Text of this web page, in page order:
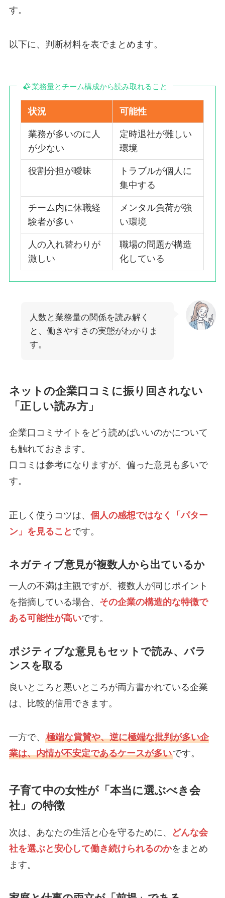
す。
以下に、判断材料を表でまとめます。
業務量とチーム構成から読み取れること
状況 可能性
業務が多いのに人
が少ない
定時退社が難しい
環境
役割分担が曖昧
トラブルが個人に
集中する
チーム内に休職経
験者が多い
メンタル負荷が強
い環境
人の入れ替わりが
激しい
職場の問題が構造
化している
人数と業務量の関係を読み解く
と、働きやすさの実態がわかりま
す。
ネットの企業口コミに振り回されない
「正しい読み方」
企業口コミサイトをどう読めばいいのかについて
も触れておきます。
口コミは参考になりますが、偏った意見も多いで
す。
正しく使うコツは、 個人の感想ではなく「パター
ン」を見ること です。
ネガティブ意見が複数人から出ているか
一人の不満は主観ですが、複数人が同じポイント
を指摘している場合、 その企業の構造的な特徴で
ある可能性が高いです。
ポジティブな意見もセットで読み、バラ
ンスを取る
良いところと悪いところが両方書かれている企業
は、比較的信用できます。
一方で、 極端な賞賛や、逆に極端な批判が多い企
業は、内情が不安定であるケースが多いです。
子育て中の女性が「本当に選ぶべき会
社」の特徴
次は、あなたの生活と心を守るために、
どんな会
社を選ぶと安心して働き続けられるのかをまとめ
ます。